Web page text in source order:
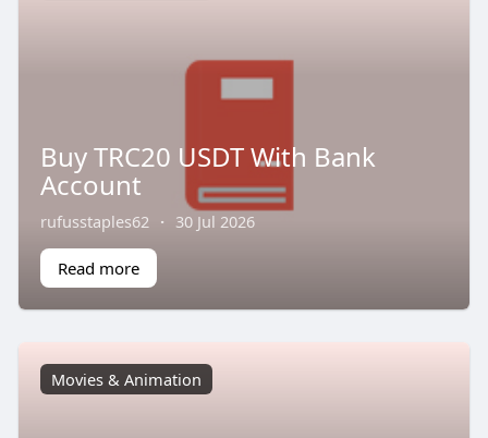
Buy TRC20 USDT With Bank
Account
rufusstaples62 · 30 Jul 2026
Read more
Movies & Animation